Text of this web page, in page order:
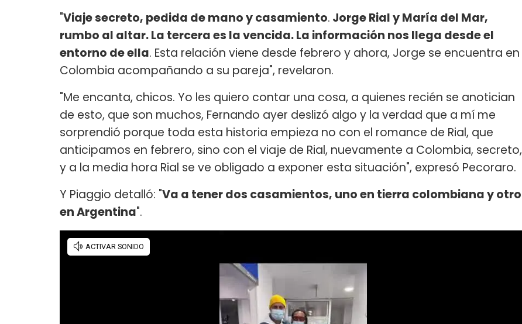
"Viaje secreto, pedida de mano y casamiento. Jorge Rial y María del Mar,
rumbo al altar. La tercera es la vencida. La información nos llega desde el
entorno de ella. Esta relación viene desde febrero y ahora, Jorge se encuentra en
Colombia acompañando a su pareja", revelaron.
"Me encanta, chicos. Yo les quiero contar una cosa, a quienes recién se anotician
de esto, que son muchos, Fernando ayer deslizó algo y la verdad que a mí me
sorprendió porque toda esta historia empieza no con el romance de Rial, que
anticipamos en febrero, sino con el viaje de Rial, nuevamente a Colombia, secreto,
y a la media hora Rial se ve obligado a exponer esta situación", expresó Pecoraro.
Y Piaggio detalló: "Va a tener dos casamientos, uno en tierra colombiana y otro
en Argentina".